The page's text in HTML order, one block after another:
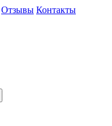
Отзывы Контакты